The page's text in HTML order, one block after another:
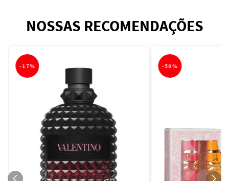
NOSSAS RECOMENDAÇÕES
-17% -50%